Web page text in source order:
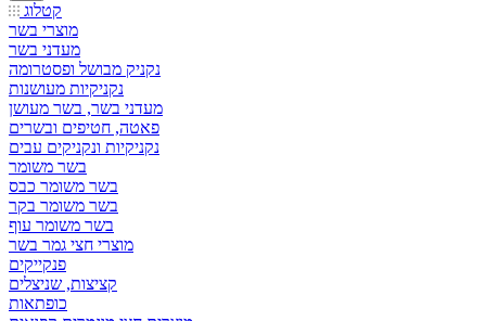
קטלוג
מוצרי בשר
מעדני בשר
נקניק מבושל ופסטרומה
נקניקיות מעושנות
מעדני בשר, בשר מעושן
פאטה, חטיפים ובשרים
נקניקיות ונקניקים עבים
בשר משומר
בשר משומר כבס
בשר משומר בקר
בשר משומר עוף
מוצרי חצי גמר בשר
פנקייקים
קציצות, שניצלים
כופתאות